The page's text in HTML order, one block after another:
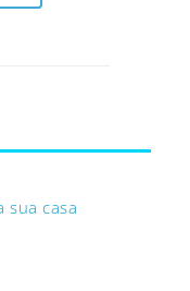
sua casa